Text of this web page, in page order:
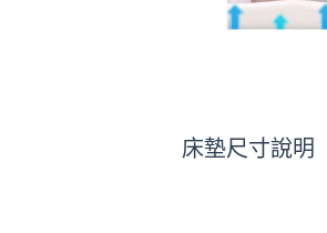
床墊尺寸說明